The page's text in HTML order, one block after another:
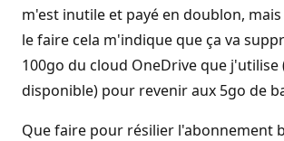
m'est inutile et payé en doublon,
le faire cela m'indique que ça va
100go du cloud OneDrive que j'utilise
disponible) pour revenir aux 5go de
Que faire pour résilier l'abonnement